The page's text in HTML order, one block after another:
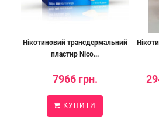
Нікотиновий трансдермальний
пластир Nico...
7966 грн.
КУПИТИ